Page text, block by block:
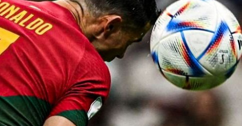
Beyinə
Təsir
Edə
Bilər
–
DETALLAR